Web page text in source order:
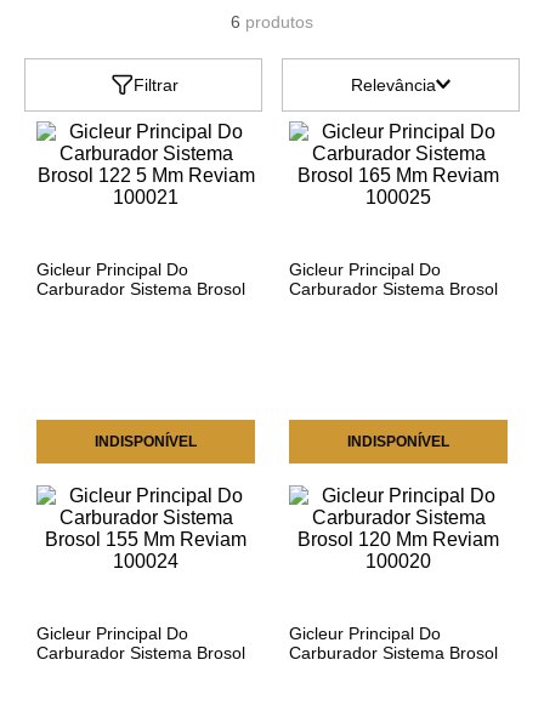
6 produtos
Filtrar Relevância
Gicleur Principal Do
Carburador Sistema Brosol
INDISPONÍVEL
Gicleur Principal Do
Carburador Sistema Brosol
INDISPONÍVEL
Gicleur Principal Do
Carburador Sistema Brosol
Gicleur Principal Do
Carburador Sistema Brosol